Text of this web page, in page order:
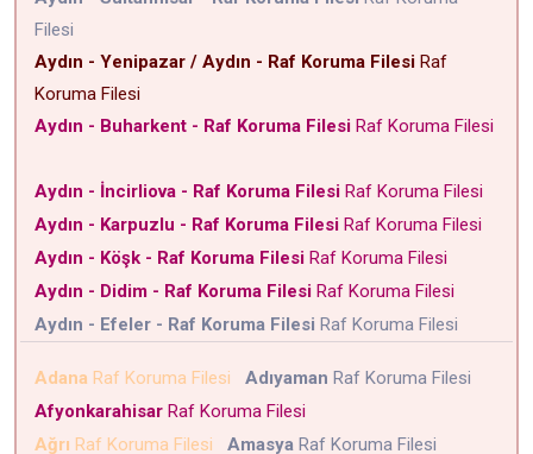
Filesi
Aydın - Yenipazar / Aydın - Raf Koruma Filesi Raf
Koruma Filesi
Aydın - Buharkent - Raf Koruma Filesi Raf Koruma Filesi
Aydın - İncirliova - Raf Koruma Filesi Raf Koruma Filesi
Aydın - Karpuzlu - Raf Koruma Filesi Raf Koruma Filesi
Aydın - Köşk - Raf Koruma Filesi Raf Koruma Filesi
Aydın - Didim - Raf Koruma Filesi Raf Koruma Filesi
Aydın - Efeler - Raf Koruma Filesi Raf Koruma Filesi
Adana Raf Koruma Filesi Adıyaman Raf Koruma Filesi
Afyonkarahisar Raf Koruma Filesi
Ağrı Raf Koruma Filesi Amasya Raf Koruma Filesi